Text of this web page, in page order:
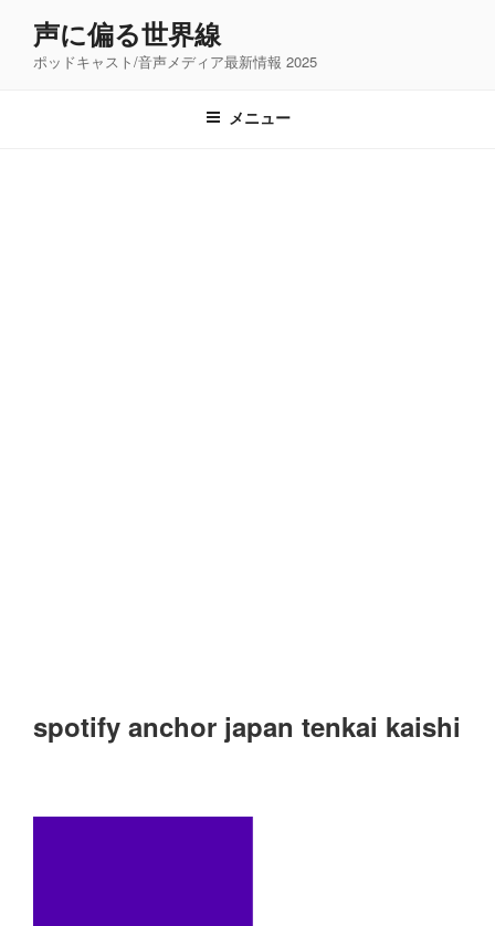
声に偏る世界線
ポッドキャスト/音声メディア最新情報 2025
メニュー
spotify anchor japan tenkai kaishi